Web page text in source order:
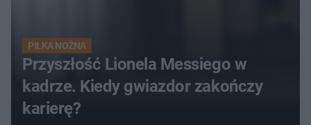
PIŁKA NOŻNA
Przyszłość Lionela Messiego w
kadrze. Kiedy gwiazdor zakończy
karierę?